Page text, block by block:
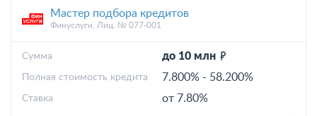
Мастер подбора кредитов
Финуслуги, Лиц. № 077-001
до 10 млн
Cумма
7.800% - 58.200%
Полная стоимость кредита
от 7.80%
Ставка